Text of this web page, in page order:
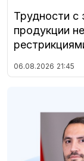
Трудности с
продукции
06.08.2026 21:45